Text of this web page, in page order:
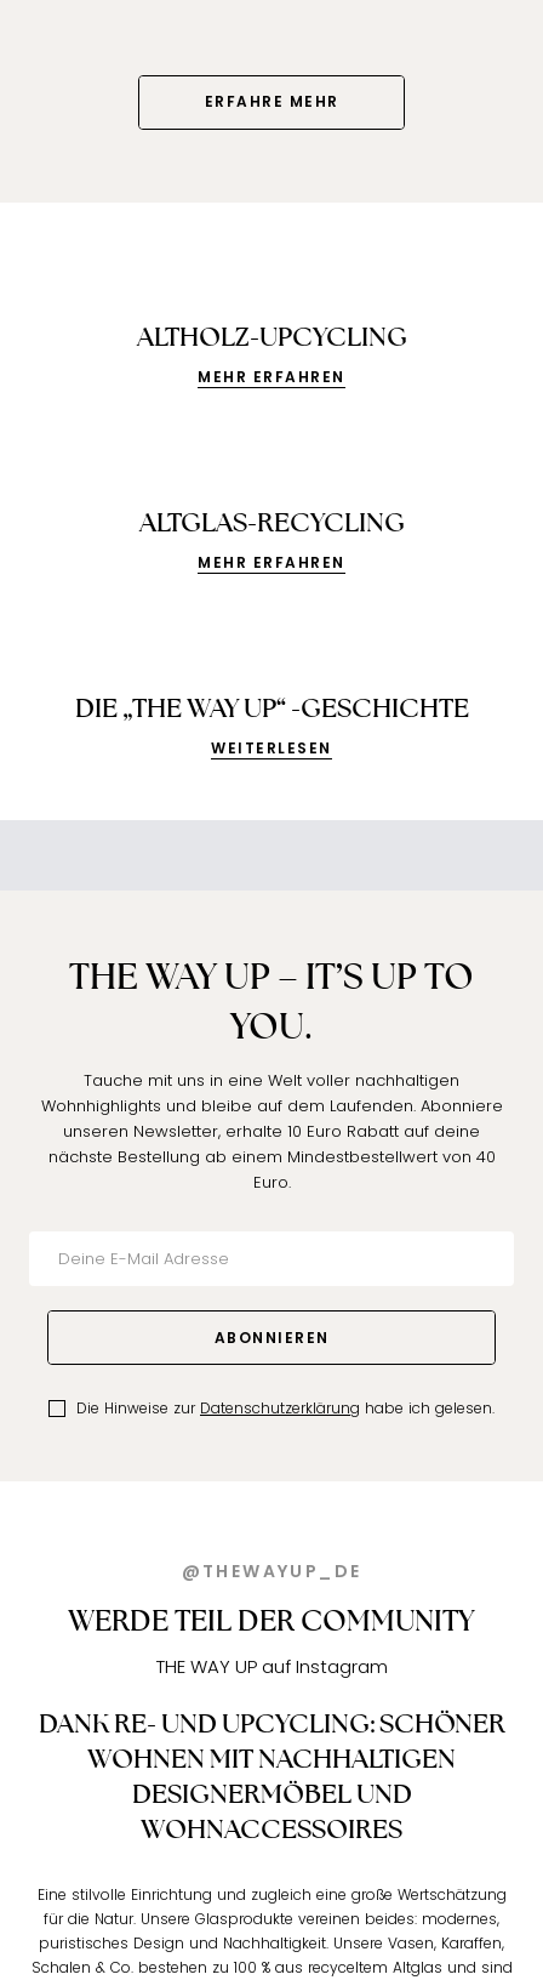
ERFAHRE MEHR
ALTHOLZ-UPCYCLING
MEHR ERFAHREN
ALTGLAS-RECYCLING
MEHR ERFAHREN
DIE „THE WAY UP“ -GESCHICHTE
WEITERLESEN
THE WAY UP – IT’S UP TO
YOU.
Tauche mit uns in eine Welt voller nachhaltigen
Wohnhighlights und bleibe auf dem Laufenden. Abonniere
unseren Newsletter, erhalte 10 Euro Rabatt auf deine
nächste Bestellung ab einem Mindestbestellwert von 40
Euro.
ABONNIEREN
Die Hinweise zur Datenschutzerklärung habe ich gelesen.
@THEWAYUP_DE
WERDE TEIL DER COMMUNITY
THE WAY UP auf Instagram
DANK RE- UND UPCYCLING: SCHÖNER
WOHNEN MIT NACHHALTIGEN
DESIGNERMÖBEL UND
WOHNACCESSOIRES
Eine stilvolle Einrichtung und zugleich eine große Wertschätzung
für die Natur. Unsere Glasprodukte vereinen beides: modernes,
puristisches Design und Nachhaltigkeit. Unsere Vasen, Karaffen,
Schalen & Co. bestehen zu 100 % aus recyceltem Altglas und sind